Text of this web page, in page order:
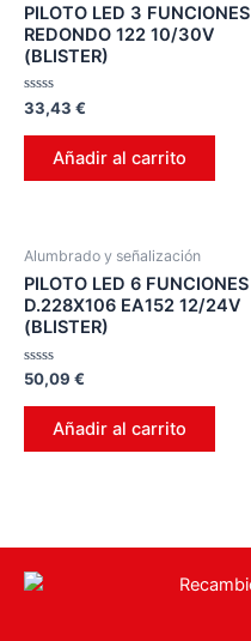
PILOTO LED 3 FUNCIONES
REDONDO 122 10/30V
(BLISTER)
Valorado
en
0
33,43 €
Añadir al carrito
Alumbrado y señalización
PILOTO LED 6 FUNCIONES
D.228X106 EA152 12/24V
(BLISTER)
Valorado
en
0
50,09 €
Añadir al carrito